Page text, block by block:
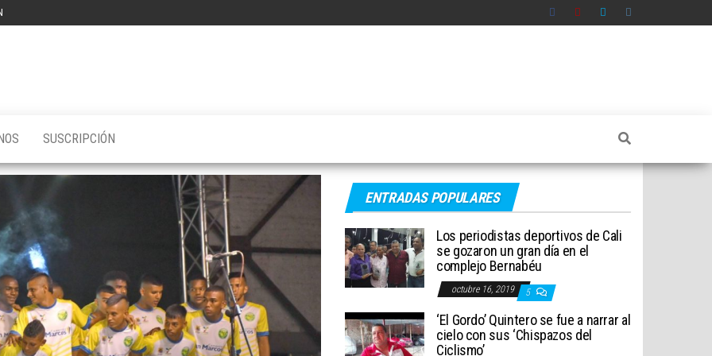
SUSCRIPCIÓN
ENTRADAS POPULARES
Los periodistas deportivos de Cali
se gozaron un gran día en el
complejo Bernabéu
octubre 16, 2019 5
‘El Gordo’ Quintero se fue a narrar al
cielo con sus ‘Chispazos del
Ciclismo’